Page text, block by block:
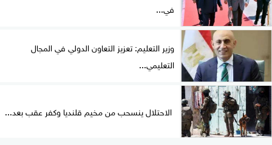
في...
وزير التعليم: تعزيز التعاون الدولي في المجال
التعليمي...
الاحتلال ينسحب من مخيم قلنديا وكفر عقب بعد...